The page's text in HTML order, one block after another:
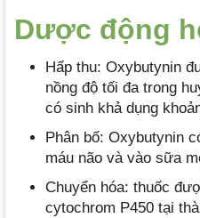
Dược động
Hấp thu: Oxybutynin
nồng độ tối đa trong
có sinh khả dụng
Phân bố: Oxybutynin
máu não và vào sữa
Chuyển hóa: thuốc
cytochrom P450 tại